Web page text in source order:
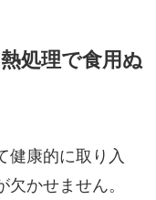
処理で食用ぬ
健康的に取り入
欠かせません。